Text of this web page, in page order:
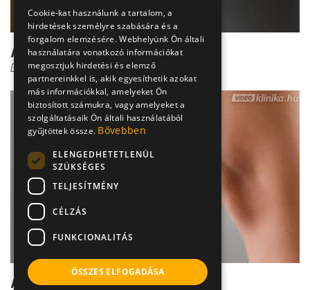
A keresztszalag sérülése
Dr. Pantó Tamás
A keresztszalag-sérülés kezelése
Cookie-kat használunk a tartalom, a
hirdetések személyre szabására és a
forgalom elemzésére. Webhelyünk Ön általi
használatára vonatkozó információkat
megosztjuk hirdetési és elemző
partnereinkkel is, akik egyesíthetik azokat
más információkkal, amelyeket Ön
biztosított számukra, vagy amelyeket a
szolgáltatásaik Ön általi használatából
gyűjtöttek össze. Bővebben
ELENGEDHETETLENÜL
SZÜKSÉGES
TELJESÍTMÉNY
CÉLZÁS
FUNKCIONALITÁS
ÖSSZES ELFOGADÁSA